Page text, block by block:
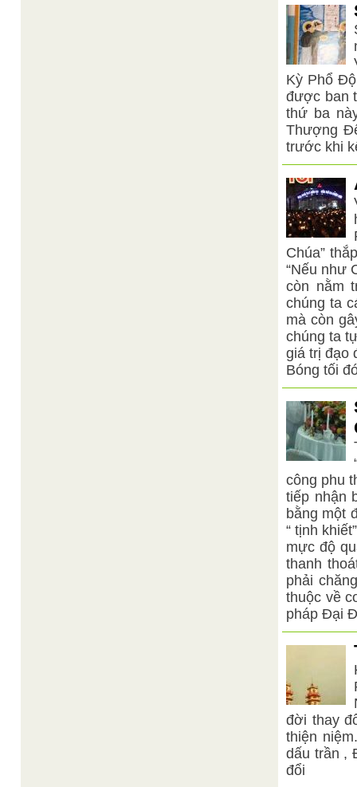
Kỳ Phổ
được ban
thứ ba
Thượng
trước khi
Chúa”
“Nếu như
còn nằm
chúng ta
mà còn
chúng ta
giá trị đạo
Bóng tối
công phu
tiếp nhận
bằng một
“ tịnh
mực độ
thanh
phải
thuộc về
pháp Đại
đời thay
thiện
dấu trần ,
đổi